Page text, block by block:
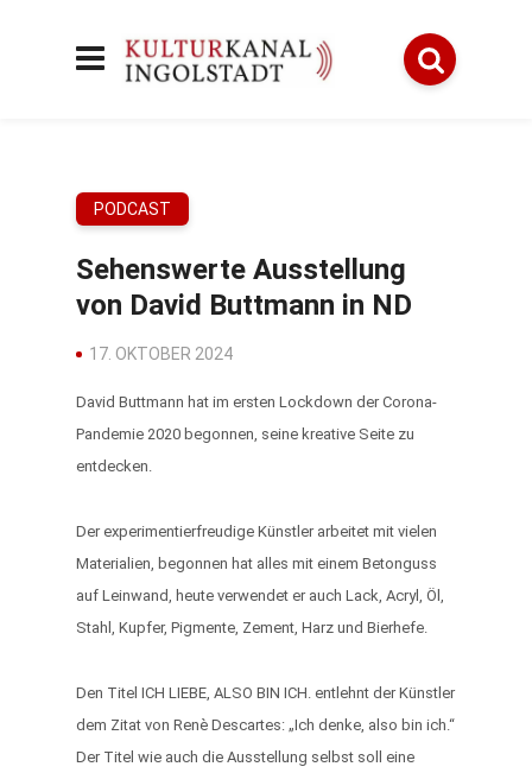
PODCAST
Sehenswerte Ausstellung
von David Buttmann in ND
17. OKTOBER 2024
David Buttmann hat im ersten Lockdown der Corona-
Pandemie 2020 begonnen, seine kreative Seite zu
entdecken.
Der experimentierfreudige Künstler arbeitet mit vielen
Materialien, begonnen hat alles mit einem Betonguss
auf Leinwand, heute verwendet er auch Lack, Acryl, Öl,
Stahl, Kupfer, Pigmente, Zement, Harz und Bierhefe.
Den Titel ICH LIEBE, ALSO BIN ICH. entlehnt der Künstler
dem Zitat von Renè Descartes: „Ich denke, also bin ich.“
Der Titel wie auch die Ausstellung selbst soll eine